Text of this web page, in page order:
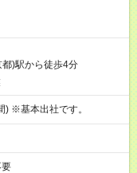
都)駅から徒歩4分
※基本出社です。